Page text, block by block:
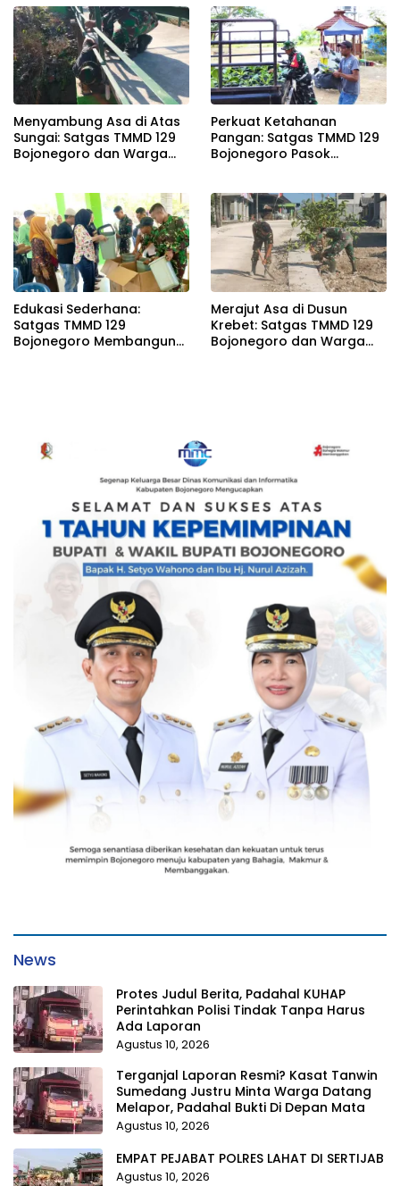
Menyambung Asa di Atas
Sungai: Satgas TMMD 129
Bojonegoro dan Warga
Perkuat Ketahanan
Pangan: Satgas TMMD 129
Bojonegoro Pasok
Edukasi Sederhana:
Satgas TMMD 129
Bojonegoro Membangun
Merajut Asa di Dusun
Krebet: Satgas TMMD 129
Bojonegoro dan Warga
News
Protes Judul Berita, Padahal KUHAP
Perintahkan Polisi Tindak Tanpa Harus
Ada Laporan
Agustus 10, 2026
Terganjal Laporan Resmi? Kasat Tanwin
Sumedang Justru Minta Warga Datang
Melapor, Padahal Bukti Di Depan Mata
Agustus 10, 2026
EMPAT PEJABAT POLRES LAHAT DI SERTIJAB
Agustus 10, 2026